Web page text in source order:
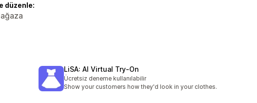
düzenle:
LiSA: AI Virtual Try‑On
Ücretsiz deneme kullanılabilir
Show your customers how they'd look in your clothes.